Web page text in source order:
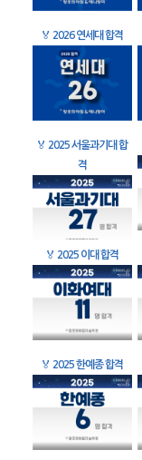
🏅 2026 연세대 합격
🏅 2025 서울과기대 합
격
🏅 2025 이대 합격
🏅 2025 한예종 합격